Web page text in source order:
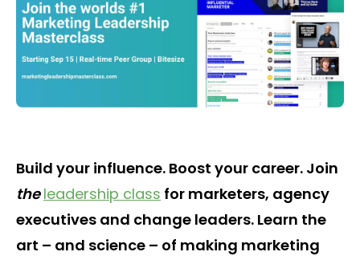
Build your influence. Boost your career. Join
the leadership class for marketers, agency
executives and change leaders. Learn the
art – and science – of making marketing